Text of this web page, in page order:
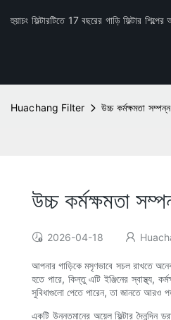
হুয়াচং ফিল্টারটিতে 17 বছরের গাড়ি ফিল্টার
Huachang Filter উচ্চ কর্মক্ষমতা
উচ্চ কর্মক্ষমতা
2026-04-18
আপনার গাড়িকে মসৃণভাবে সচল রাখতে
হতে পারে, কিন্তু এটি ইঞ্জিনের স্বাস্থ্য,
সুবিধাগুলো পেতে পারেন, তা জানতে আরও
একটি উন্নতমানের অয়েল ফিল্টার দৈনন্দিন